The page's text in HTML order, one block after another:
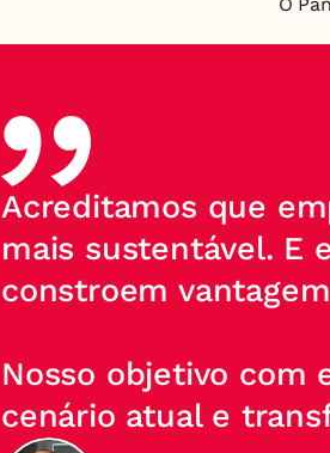
Acreditamos que
mais sustentável. E
constroem
Nosso objetivo com
cenário atual e